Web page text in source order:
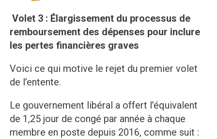
Volet 3 : Élargissement du processus de
remboursement des dépenses pour inclure
les pertes financières graves
Voici ce qui motive le rejet du premier volet
de l’entente.
Le gouvernement libéral a offert l’équivalent
de 1,25 jour de congé par année à chaque
membre en poste depuis 2016, comme suit :